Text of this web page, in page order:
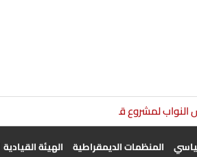
لمشروع قانون الملكية العقارية
المنظمات الديمقراطية الهيئة القيادية